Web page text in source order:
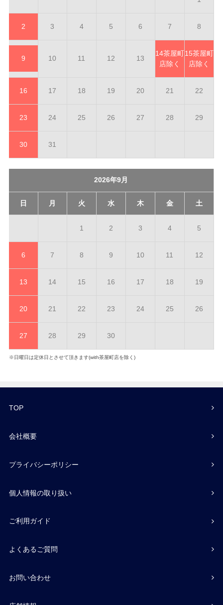
2 3 4 5 6 7 8
9 10 11 12 13
14茶屋町
店除く
15茶屋町
店除く
16 17 18 19 20 21 22
23 24 25 26 27 28 29
30 31
2026年9月
日 月 火 水 木 金 土
1 2 3 4 5
6 7 8 9 10 11 12
13 14 15 16 17 18 19
20 21 22 23 24 25 26
27 28 29 30
※日曜日は定休日とさせて頂きます(with茶屋町店を除く)
TOP
会社概要
プライバシーポリシー
個人情報の取り扱い
ご利用ガイド
よくあるご質問
お問い合わせ